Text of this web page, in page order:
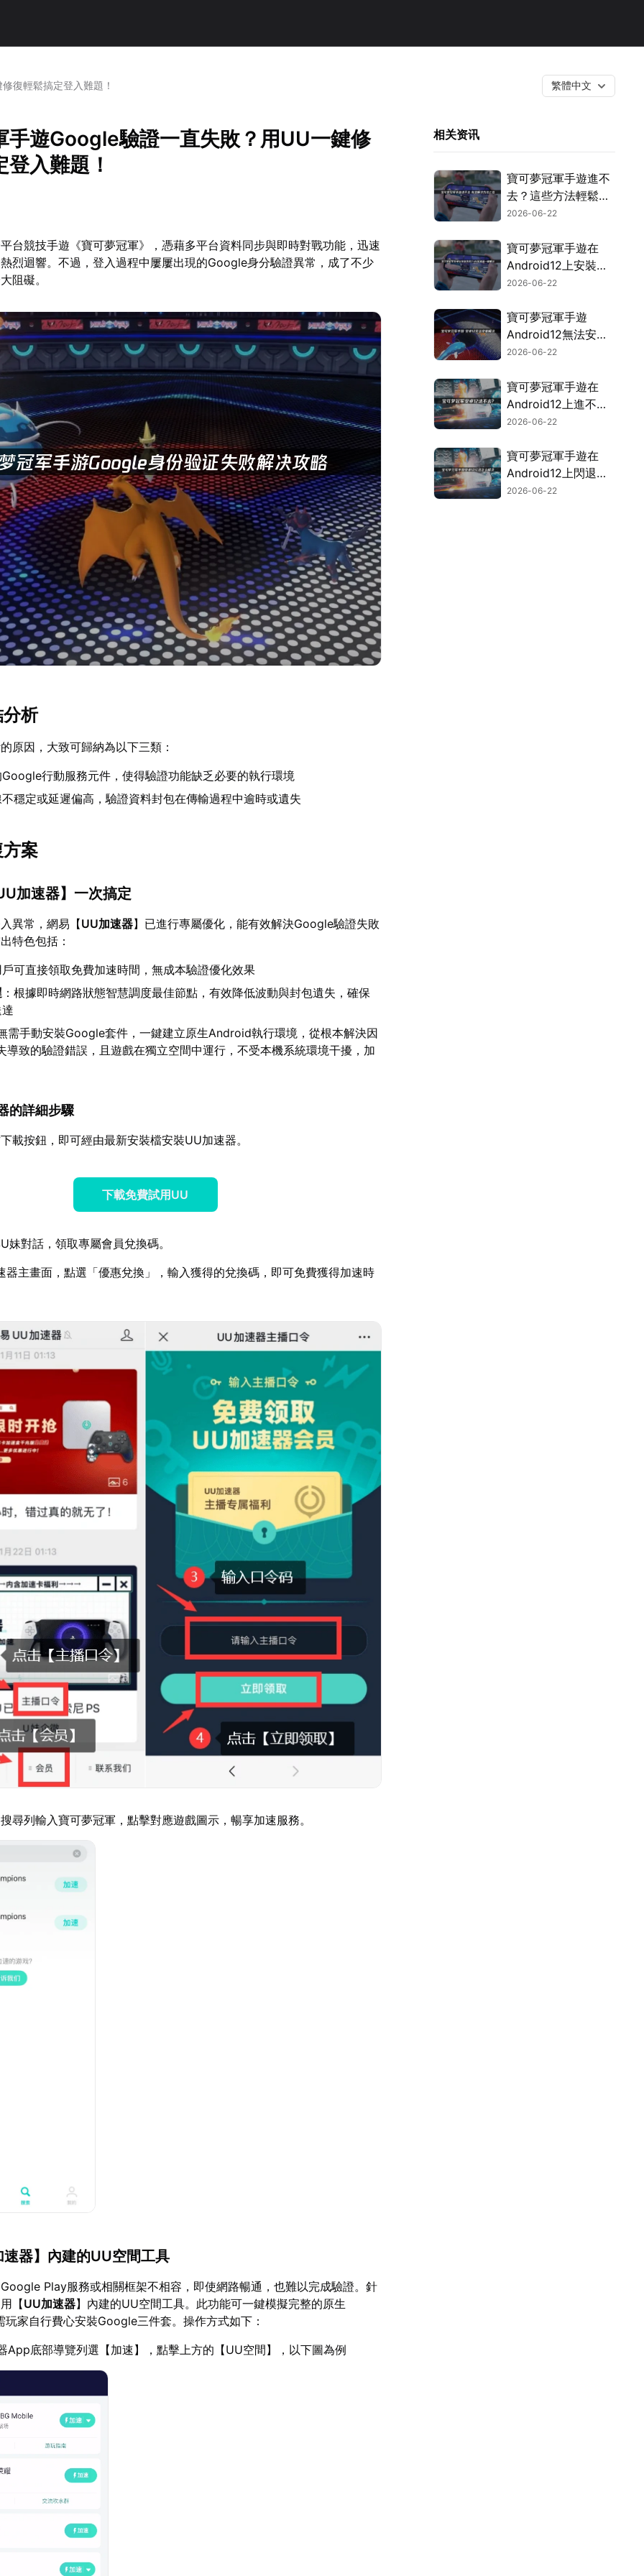
復輕鬆搞定登入難題！ 繁體中文
手遊Google驗證一直失敗？用UU一鍵修
入難題！
台競技手遊《寶可夢冠軍》，憑藉多平台資料同步與即時對戰功能，迅速
烈迴響。不過，登入過程中屢屢出現的Google身分驗證異常，成了不少
阻礙。
析
原因，大致可歸納為以下三類：
行動服務元件，使得驗證功能缺乏必要的執行環境
穩定或延遲偏高，驗證資料封包在傳輸過程中逾時或遺失
案
加速器】一次搞定
異常，網易【UU加速器】已進行專屬優化，能有效解決Google驗證失敗
特色包括：
可直接領取免費加速時間，無成本驗證優化效果
：根據即時網路狀態智慧調度最佳節點，有效降低波動與封包遺失，確保
需手動安裝Google套件，一鍵建立原生Android執行環境，從根本解決因
導致的驗證錯誤，且遊戲在獨立空間中運行，不受本機系統環境干擾，加
的詳細步驟
載按鈕，即可經由最新安裝檔安裝UU加速器。
下載免費試用UU
妹對話，領取專屬會員兌換碼。
器主畫面，點選「優惠兌換」，輸入獲得的兌換碼，即可免費獲得加速時
尋列輸入寶可夢冠軍，點擊對應遊戲圖示，暢享加速服務。
速器】內建的UU空間工具
Play服務或相關框架不相容，即使網路暢通，也難以完成驗證。針
【UU加速器】內建的UU空間工具。此功能可一鍵模擬完整的原生
家自行費心安裝Google三件套。操作方式如下：
App底部導覽列選【加速】，點擊上方的【UU空間】，以下圖為例
相关资讯
寶可夢冠軍手遊進不
去？這些方法輕鬆搞
定！
2026-06-22
寶可夢冠軍手遊在
Android12上安裝失
敗？透過UU加速器
用，就能輕鬆搞定！
2026-06-22
寶可夢冠軍手遊
Android12無法安
裝？UU空間幫你輕
2026-06-22
寶可夢冠軍手遊在
Android12上進不
去？快速解決攻略！
2026-06-22
寶可夢冠軍手遊在
Android12上閃退？
完整修復攻略！
2026-06-22